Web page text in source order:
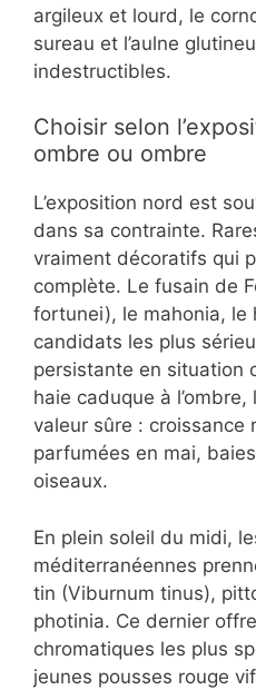
argileux et lourd, le
sureau et l’aulne
indestructibles.
Choisir selon
ombre ou ombre
L’exposition nord est
dans sa contrainte.
vraiment décoratifs qui
complète. Le fusain de
fortunei), le mahonia, le
candidats les plus
persistante en situation
haie caduque à
valeur sûre : croissance
parfumées en mai,
oiseaux.
En plein soleil du midi,
méditerranéennes
tin (Viburnum tinus),
photinia. Ce dernier
chromatiques les plus
jeunes pousses rouge